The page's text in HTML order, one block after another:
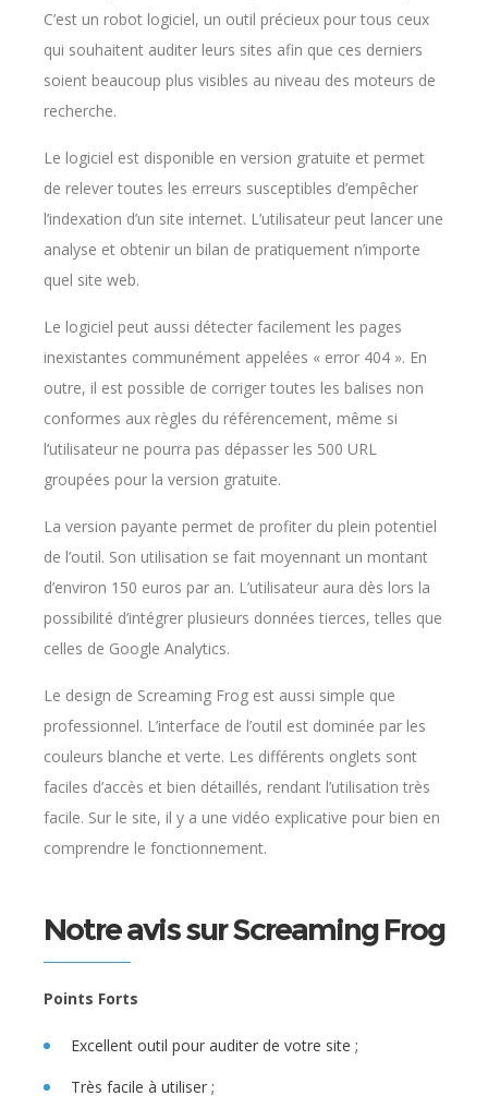
C’est un robot logiciel, un outil précieux pour tous ceux
qui souhaitent auditer leurs sites afin que ces derniers
soient beaucoup plus visibles au niveau des moteurs de
recherche.
Le logiciel est disponible en version gratuite et permet
de relever toutes les erreurs susceptibles d’empêcher
l’indexation d’un site internet. L’utilisateur peut lancer une
analyse et obtenir un bilan de pratiquement n’importe
quel site web.
Le logiciel peut aussi détecter facilement les pages
inexistantes communément appelées « error 404 ». En
outre, il est possible de corriger toutes les balises non
conformes aux règles du référencement, même si
l’utilisateur ne pourra pas dépasser les 500 URL
groupées pour la version gratuite.
La version payante permet de profiter du plein potentiel
de l’outil. Son utilisation se fait moyennant un montant
d’environ 150 euros par an. L’utilisateur aura dès lors la
possibilité d’intégrer plusieurs données tierces, telles que
celles de Google Analytics.
Le design de Screaming Frog est aussi simple que
professionnel. L’interface de l’outil est dominée par les
couleurs blanche et verte. Les différents onglets sont
faciles d’accès et bien détaillés, rendant l’utilisation très
facile. Sur le site, il y a une vidéo explicative pour bien en
comprendre le fonctionnement.
Notre avis sur Screaming Frog
Points Forts
Excellent outil pour auditer de votre site ;
Très facile à utiliser ;